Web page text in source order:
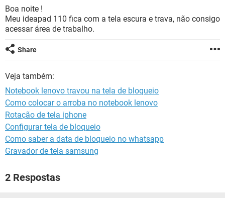
INSTAGRAM
GUIA DE COMPRAS
OUTLOOK
INSTAGRAM
GUIA DE COMPRAS
CELULAR FACEBOOK
INSTAGRAM
GUIA DE COMPRAS
Boa noite !
Meu ideapad 110 fica com a tela escura e trava, não consigo
acessar área de trabalho.
Share
Veja também:
Notebook lenovo travou na tela de bloqueio
Como colocar o arroba no notebook lenovo
Rotação de tela iphone
Configurar tela de bloqueio
Como saber a data de bloqueio no whatsapp
Gravador de tela samsung
2 Respostas